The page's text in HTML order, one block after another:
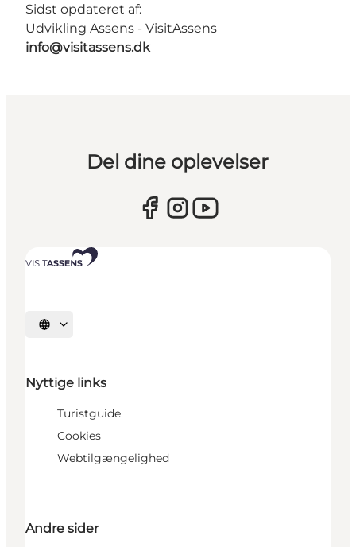
Sidst opdateret af:
Udvikling Assens - VisitAssens
info@visitassens.dk
Del dine oplevelser
Vælg sprog
Nyttige links
Turistguide
Cookies
Webtilgængelighed
Andre sider